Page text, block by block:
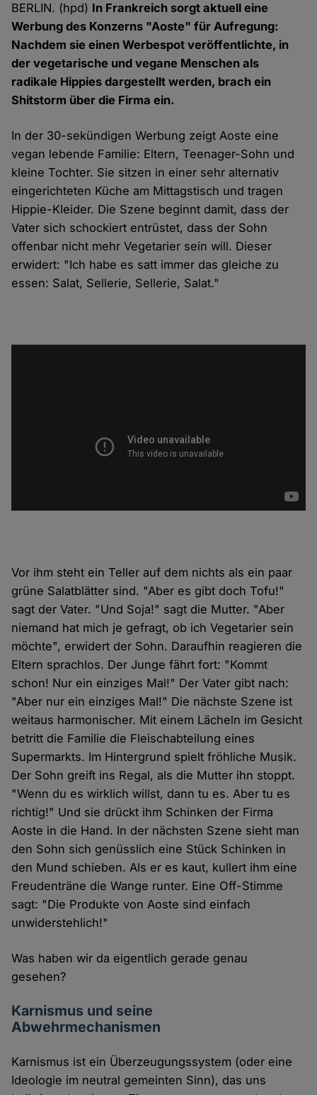
BERLIN. (hpd) In Frankreich sorgt aktuell eine
Werbung des Konzerns "Aoste" für Aufregung:
Nachdem sie einen Werbespot veröffentlichte, in
der vegetarische und vegane Menschen als
radikale Hippies dargestellt werden, brach ein
Shitstorm über die Firma ein.
In der 30-sekündigenWerbung zeigt Aoste eine
vegan lebende Familie: Eltern, Teenager-Sohn und
kleine Tochter. Sie sitzen in einer sehr alternativ
eingerichteten Küche am Mittagstisch und tragen
Hippie-Kleider. Die Szene beginnt damit, dass der
Vater sich schockiert entrüstet, dass der Sohn
offenbar nicht mehr Vegetarier sein will. Dieser
erwidert: "Ich habe es satt immer das gleiche zu
essen: Salat, Sellerie, Sellerie, Salat."
Vor ihm steht ein Teller auf dem nichts als ein paar
grüne Salatblätter sind. "Aber es gibt doch Tofu!"
sagt der Vater. "Und Soja!" sagt die Mutter. "Aber
niemand hat mich je gefragt, ob ich Vegetarier sein
möchte", erwidert der Sohn. Daraufhin reagieren die
Eltern sprachlos. Der Junge fährt fort: "Kommt
schon! Nur ein einziges Mal!" Der Vater gibt nach:
"Aber nur ein einziges Mal!" Die nächste Szene ist
weitaus harmonischer. Mit einem Lächeln im Gesicht
betritt die Familie die Fleischabteilung eines
Supermarkts. Im Hintergrund spielt fröhliche Musik.
Der Sohn greift ins Regal, als die Mutter ihn stoppt.
"Wenn du es wirklich willst, dann tu es. Aber tu es
richtig!" Und sie drückt ihm Schinken der Firma
Aoste in die Hand. In der nächsten Szene sieht man
den Sohn sich genüsslich eine Stück Schinken in
den Mund schieben. Als er es kaut, kullert ihm eine
Freudenträne die Wange runter. Eine Off-Stimme
sagt: "Die Produkte von Aoste sind einfach
unwiderstehlich!"
Was haben wir da eigentlich gerade genau
gesehen?
Karnismus und seine
Abwehrmechanismen
Karnismus ist ein Überzeugungssystem (oder eine
Ideologie im neutral gemeinten Sinn), das uns